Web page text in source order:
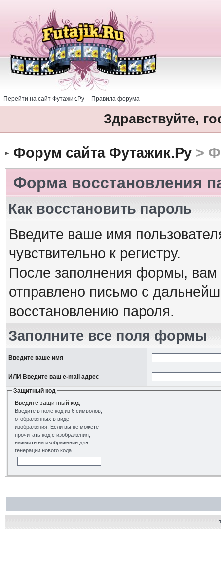
Перейти на сайт Футажик.Ру Правила форума
Здравствуйте,
Форум сайта Футажик.Ру>
Форма восстановления
Как восстановить пароль
Введите ваше имя
чувствительно к регистру.
После заполнения формы, вам
отправлено письмо с
восстановлению пароля.
Заполните все поля формы
Введите ваше имя
ИЛИ Введите ваш e-mail адрес
Защитный код
Введите защитный код
Введите в поле код из 6 символов,
отображенных в виде
изображения. Если вы не можете
прочитать код с изображения,
нажмите на изображение для
генерации нового кода.